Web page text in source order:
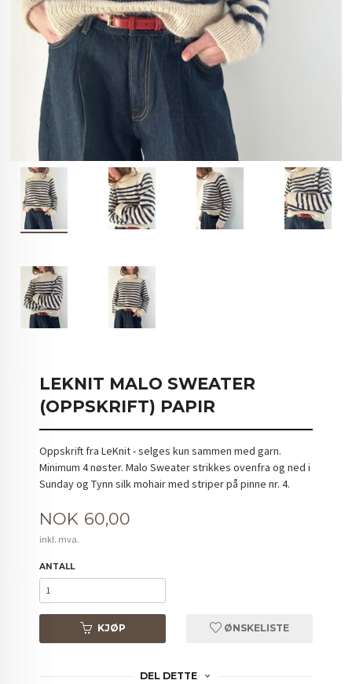
LEKNIT MALO SWEATER
(OPPSKRIFT) PAPIR
Oppskrift fra LeKnit - selges kun sammen med garn.
Minimum 4 nøster. Malo Sweater strikkes ovenfra og ned i
Sunday og Tynn silk mohair med striper på pinne nr. 4.
Pris
NOK 60,00
inkl. mva.
ANTALL
KJØP ØNSKELISTE
DEL DETTE